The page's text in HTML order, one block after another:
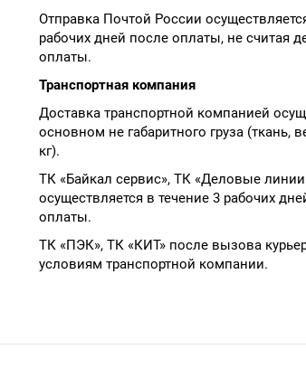
Отправка Почтой России
рабочих дней после оплаты, не считая
оплаты.
Транспортная компания
Доставка транспортной компанией
основном не габаритного груза (ткань,
кг).
ТК «Байкал сервис», ТК «Деловые
осуществляется в течение 3 рабочих
оплаты.
ТК «ПЭК», ТК «КИТ» после вызова
условиям транспортной компании.